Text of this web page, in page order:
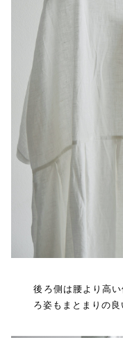
後ろ側は腰より高
ろ姿もまとまりの良